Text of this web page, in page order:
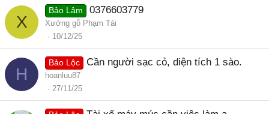
X
Bảo Lâm 0376603779
Xưởng gỗ Phạm Tài
10/12/25
H
Bảo Lộc Cần người sạc cỏ, diện tích 1 sào.
hoanluu87
27/11/25